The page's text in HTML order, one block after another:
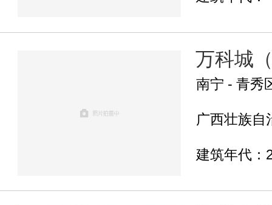
万科城
南宁 - 青秀
广西壮族自
建筑年代：